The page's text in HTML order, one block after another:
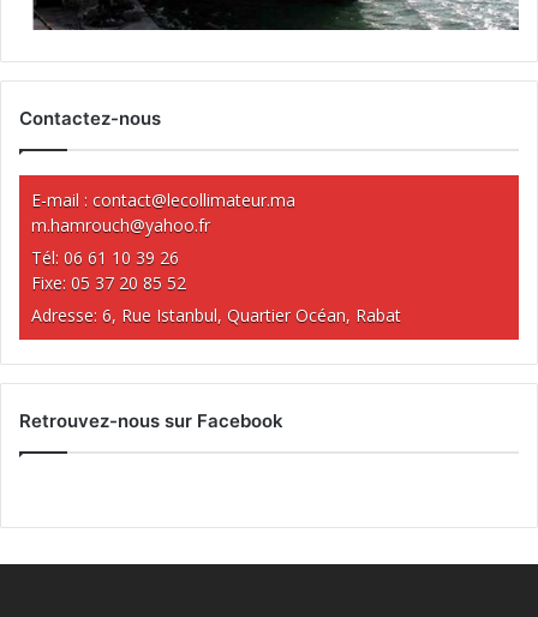
Contactez-nous
E-mail : contact@lecollimateur.ma
m.hamrouch@yahoo.fr
Tél: 06 61 10 39 26
Fixe: 05 37 20 85 52
Adresse: 6, Rue Istanbul, Quartier Océan, Rabat
Retrouvez-nous sur Facebook